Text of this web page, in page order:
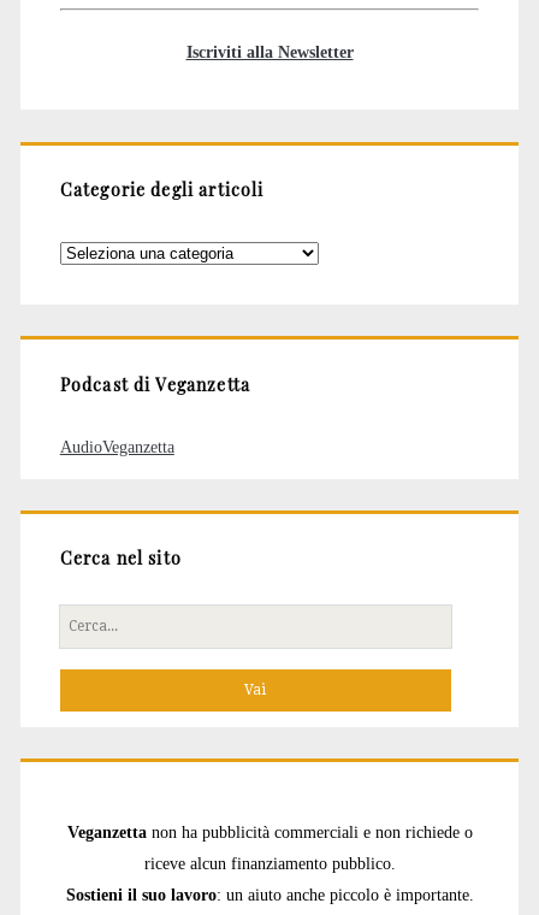
Iscriviti alla Newsletter
Categorie degli articoli
Categorie
Podcast di Veganzetta
AudioVeganzetta
Cerca nel sito
Cerca
per:
Veganzetta non ha pubblicità commerciali e non richiede o
riceve alcun finanziamento pubblico.
Sostieni il suo lavoro: un aiuto anche piccolo è importante.